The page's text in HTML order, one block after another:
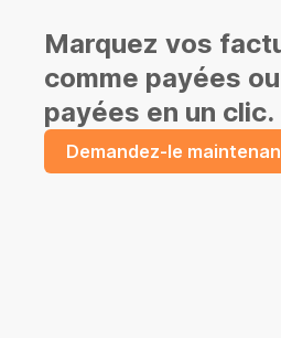
Marquez vos
comme payées
payées en un clic.
Demandez-le